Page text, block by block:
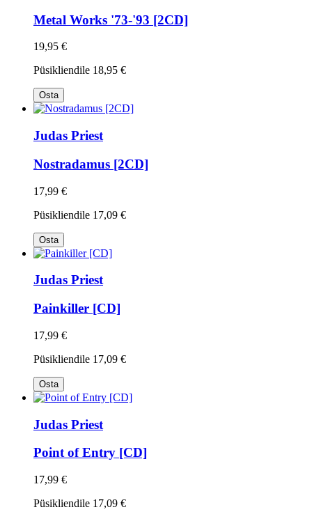
Metal Works '73-'93 [2CD]
19,95 €
Püsikliendile 18,95 €
Osta
Judas Priest
Nostradamus [2CD]
17,99 €
Püsikliendile 17,09 €
Osta
Judas Priest
Painkiller [CD]
17,99 €
Püsikliendile 17,09 €
Osta
Judas Priest
Point of Entry [CD]
17,99 €
Püsikliendile 17,09 €